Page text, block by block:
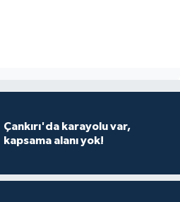
Çankırı'da karayolu var,
kapsama alanı yok!